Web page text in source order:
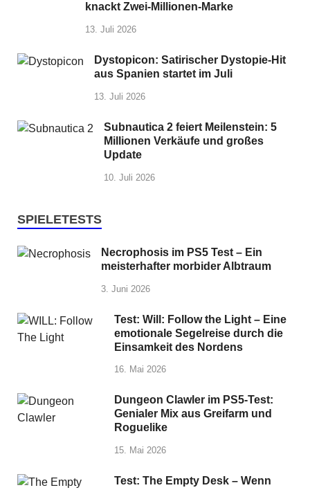
knackt Zwei-Millionen-Marke
13. Juli 2026
Dystopicon: Satirischer Dystopie-Hit
aus Spanien startet im Juli
13. Juli 2026
Subnautica 2 feiert Meilenstein: 5
Millionen Verkäufe und großes
Update
10. Juli 2026
SPIELETESTS
Necrophosis im PS5 Test – Ein
meisterhafter morbider Albtraum
3. Juni 2026
Test: Will: Follow the Light – Eine
emotionale Segelreise durch die
Einsamkeit des Nordens
16. Mai 2026
Dungeon Clawler im PS5-Test:
Genialer Mix aus Greifarm und
Roguelike
15. Mai 2026
Test: The Empty Desk – Wenn